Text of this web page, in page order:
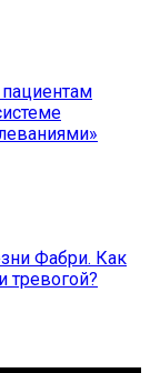
Фабри. Как
тревогой?